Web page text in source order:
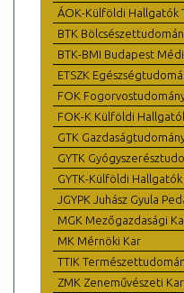
ÁOK-Külföldi Hallgatók
BTK
BTK-BMI Budapest
ETSZK
FOK
FOK-K Külföldi
GTK
GYTK
GYTK-Külföldi
JGYPK Juhász Gyula
MGK Mezőgazdasági
MK Mérnöki Kar
TTIK
ZMK Zeneművészeti Kar